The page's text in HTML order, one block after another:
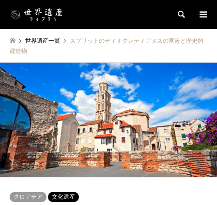
検索
世界遺産一覧
スプリットのディオクレティアヌスの宮殿と歴史的
建造物
クロアチア 文化遺産